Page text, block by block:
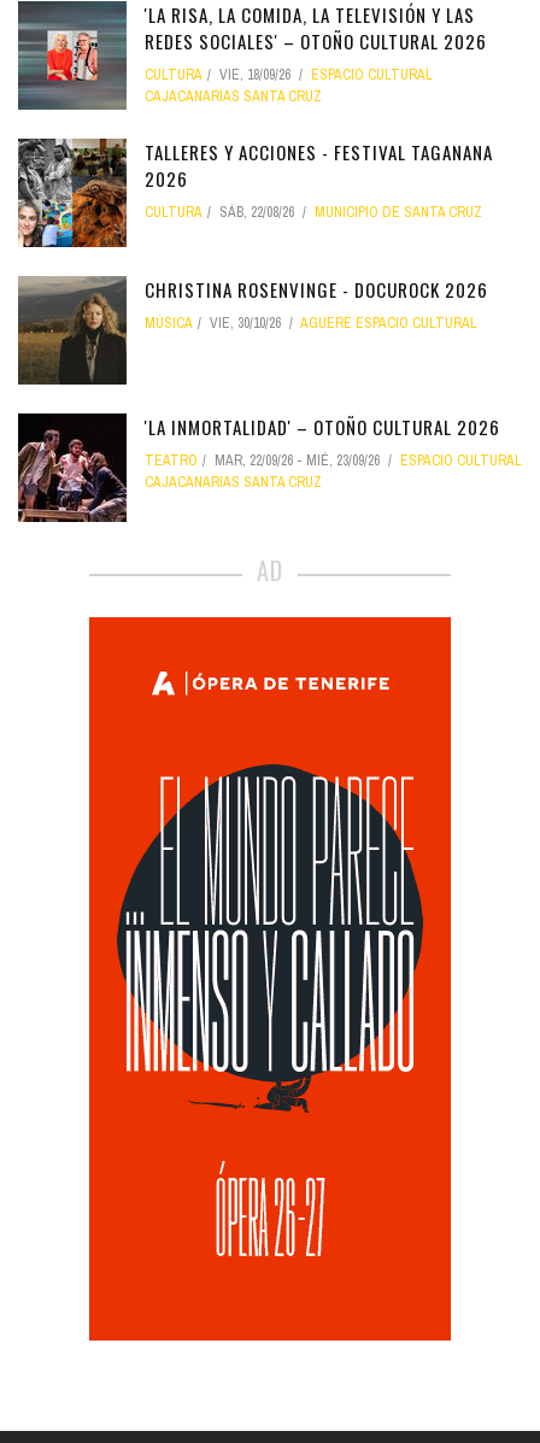
'LA RISA, LA COMIDA, LA TELEVISIÓN Y LAS
REDES SOCIALES' – OTOÑO CULTURAL 2026
CULTURA VIE, 18/09/26
ESPACIO CULTURAL
CAJACANARIAS SANTA CRUZ
TALLERES Y ACCIONES - FESTIVAL TAGANANA
2026
CULTURA SÁB, 22/08/26 MUNICIPIO DE SANTA CRUZ
CHRISTINA ROSENVINGE - DOCUROCK 2026
MÚSICA VIE, 30/10/26 AGUERE ESPACIO CULTURAL
'LA INMORTALIDAD' – OTOÑO CULTURAL 2026
TEATRO MAR, 22/09/26 - MIÉ, 23/09/26
ESPACIO CULTURAL
CAJACANARIAS SANTA CRUZ
AD